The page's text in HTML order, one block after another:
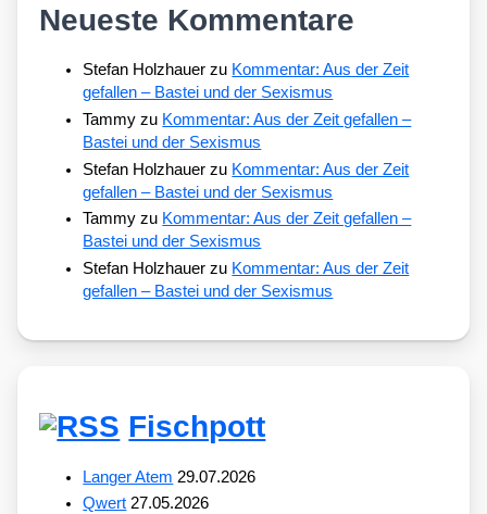
Neueste Kommentare
Stefan Holzhauer zu Kommentar: Aus der Zeit
gefallen – Bastei und der Sexismus
Tammy zu Kommentar: Aus der Zeit gefallen –
Bastei und der Sexismus
Stefan Holzhauer zu Kommentar: Aus der Zeit
gefallen – Bastei und der Sexismus
Tammy zu Kommentar: Aus der Zeit gefallen –
Bastei und der Sexismus
Stefan Holzhauer zu Kommentar: Aus der Zeit
gefallen – Bastei und der Sexismus
Fischpott
Langer Atem 29.07.2026
Qwert 27.05.2026